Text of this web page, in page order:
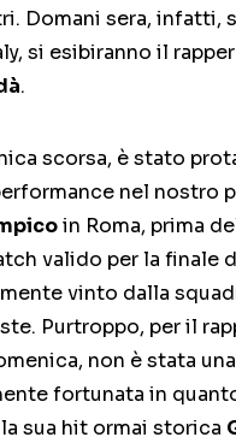
Domani sera, infatti,
si esibiranno il
.
scorsa, è stato
nel nostro
in Roma, prima
valido per la finale
vinto dalla
Purtroppo, per il
non è stata
fortunata in
sua hit ormai storica